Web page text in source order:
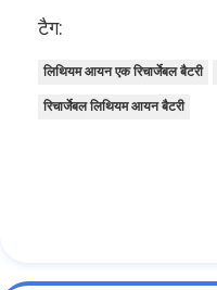
टैग:
लिथियम आयन एक रिचार्जेबल बैटरी
रिचार्जेबल लिथियम आयन बैटरी